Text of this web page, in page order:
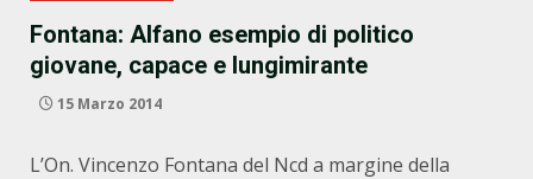
Fontana: Alfano esempio di politico
giovane, capace e lungimirante
15 Marzo 2014
L’On. Vincenzo Fontana del Ncd a margine della